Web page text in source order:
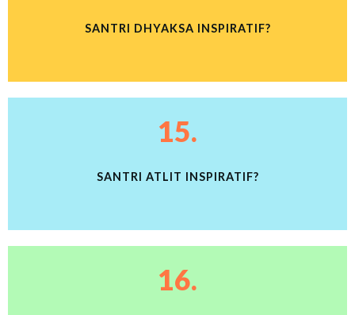
SANTRI DHYAKSA INSPIRATIF?
15.
SANTRI ATLIT INSPIRATIF?
16.